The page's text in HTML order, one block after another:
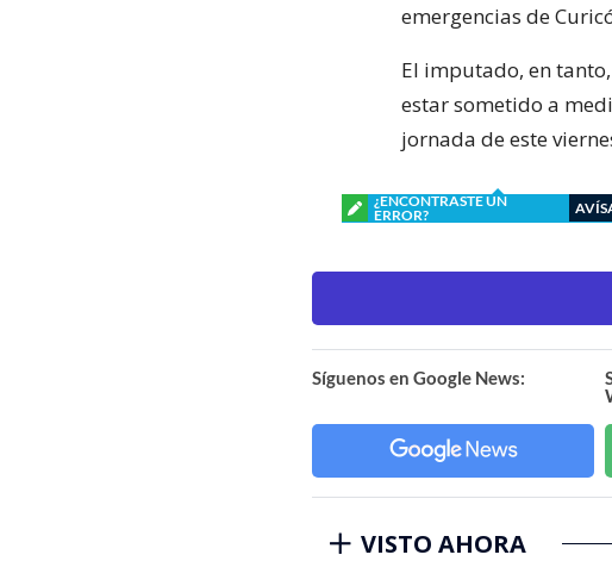
emergencias de
El imputado, en
estar sometido a
jornada de este
¿ENCONTRASTE UN
ERROR?
Síguenos en Google News:
VISTO AHORA